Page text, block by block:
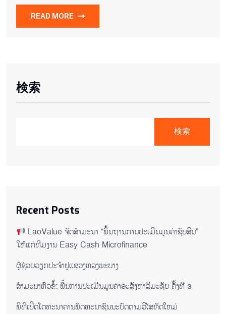
READ MORE
検索
検索
Recent Posts
LaoValue ຈັດສຳມະນາ “ພື້ນຖານການປະເມີນມູນຄ່າຊັບສິນ”
ໃຫ້ແກ່ທີມງານ Easy Cash Microfinance
ຜູ້ຊ່ວຍ​ວຽກປະ​ຈຳ​ຢູ​​ແຂວງຫລງ​ພະ​ບາງ
ສຳມະນາຫົວຂໍ້: ພື້ນການປະເມີນມູນຄ່າອະສັງຫາລິມະຊັບ ຄັ້ງທີ 3
ພິ​ທີ​ເປີດ​ໂຕ​ທະ​ນາ​ຄານ​ພັດ​ທະ​ນາ​ຊົນ​ນະ​ບົດ​ຕາມ​ວິ​ໄສ​ທັດ​ໃຫມ່